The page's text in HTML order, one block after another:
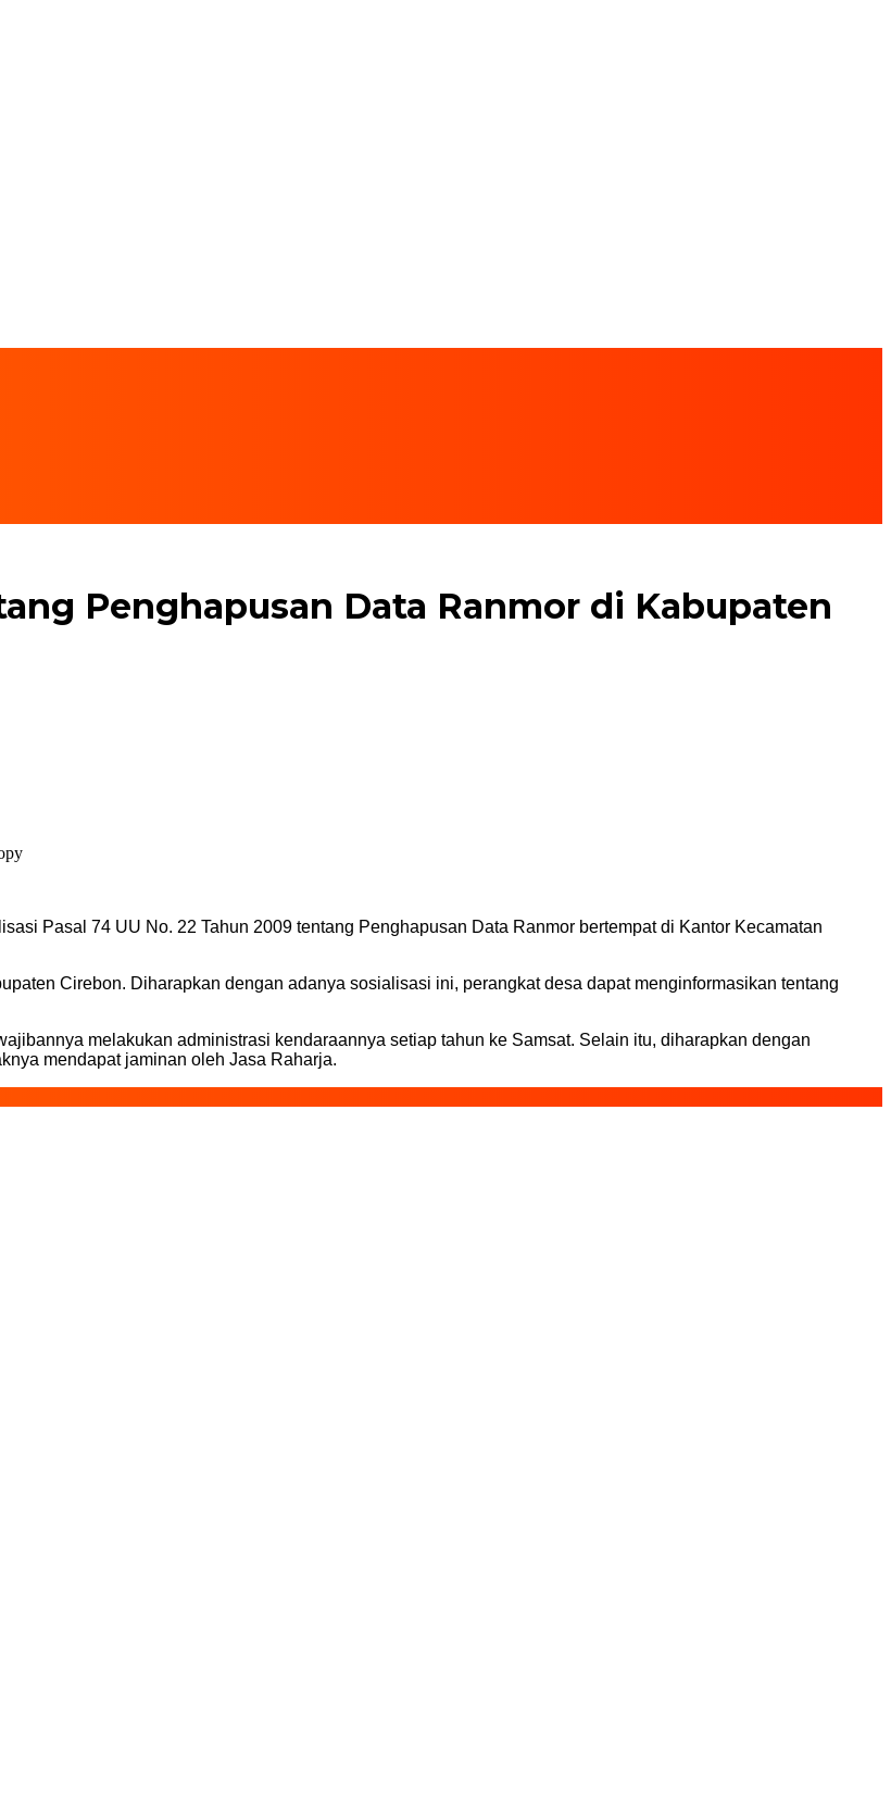
Penghapusan Data Ranmor di Kabupaten
Pasal 74 UU No. 22 Tahun 2009 tentang Penghapusan Data Ranmor bertempat di Kantor Kecamatan
Cirebon. Diharapkan dengan adanya sosialisasi ini, perangkat desa dapat menginformasikan tentang
melakukan administrasi kendaraannya setiap tahun ke Samsat. Selain itu, diharapkan dengan
mendapat jaminan oleh Jasa Raharja.